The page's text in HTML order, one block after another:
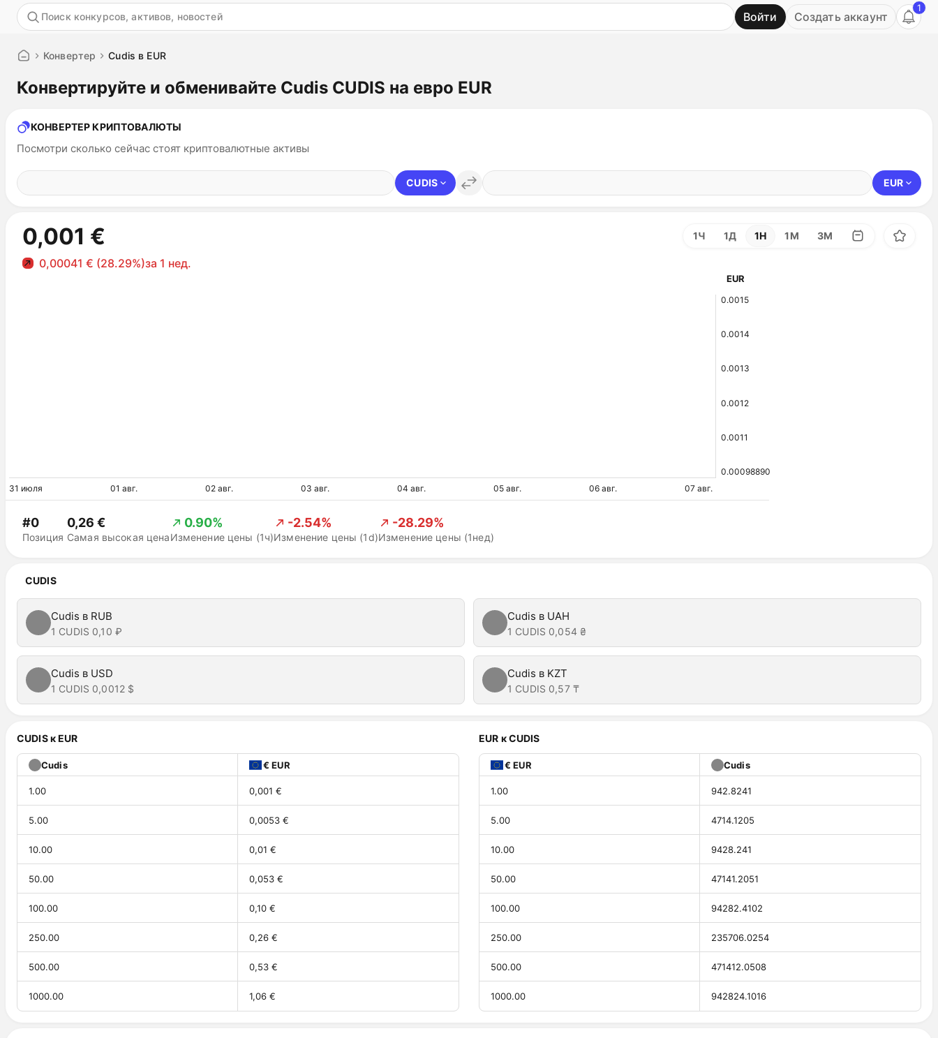
Войти Создать аккаунт
1
Конвертер Cudis в EUR
Конвертируйте и обменивайте Cudis CUDIS на евро EUR
КОНВЕРТЕР КРИПТОВАЛЮТЫ
Посмотри сколько сейчас стоят криптовалютные активы
CUDIS EUR
0,001 €
0,00041 € (28.29%)за 1 нед.
1Ч 1Д 1Н 1М 3М
31 июля 01 авг. 02 авг. 03 авг. 04 авг. 05 авг. 06 авг. 07 авг.
EUR
0.0015
0.0014
0.0013
0.0012
0.0011
0.00098890
Позиция
#0
Самая высокая цена
0,26 €
Изменение цены (1ч)
0.90%
Изменение цены (1d)
-2.54%
Изменение цены (1нед)
-28.29%
CUDIS
Cudis в RUB
1 CUDIS 0,10 ₽
Cudis в UAH
1 CUDIS 0,054 ₴
Cudis в USD
1 CUDIS 0,0012 $
Cudis в KZT
1 CUDIS 0,57 ₸
CUDIS к EUR
Cudis € EUR
1.00 0,001 €
5.00 0,0053 €
10.00 0,01 €
50.00 0,053 €
100.00 0,10 €
250.00 0,26 €
500.00 0,53 €
1000.00 1,06 €
EUR к CUDIS
€ EUR Cudis
1.00 942.8241
5.00 4714.1205
10.00 9428.241
50.00 47141.2051
100.00 94282.4102
250.00 235706.0254
500.00 471412.0508
1000.00 942824.1016